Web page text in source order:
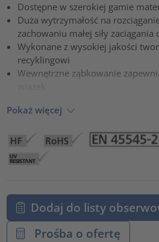
Dostępne w szerokiej gamie
Duża wytrzymałość na
zachowaniu małej siły zaciągania
Wykonane z wysokiej jakości
recyklingowi
Wewnętrzne ząbkowanie
Pokaż więcej
Dodaj do listy
Prośba o ofertę